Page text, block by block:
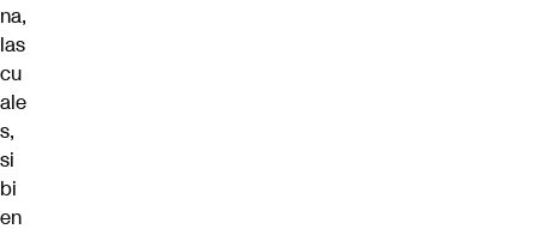
na,
las
cu
ale
s,
si
bi
en